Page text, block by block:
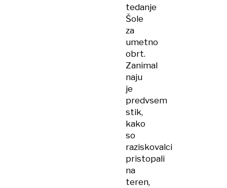
tedanje
Šole
za
umetno
obrt.
Zanimal
naju
je
predvsem
stik,
kako
so
raziskovalci
pristopali
na
teren,